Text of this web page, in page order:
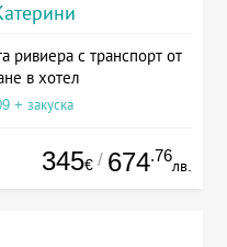
ривиера с транспорт от
в хотел
+ закуска
345€ / 674.76
лв.